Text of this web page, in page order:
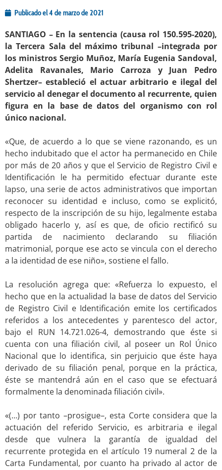
Publicado el4 de marzo de 2021
SANTIAGO – En la sentencia (causa rol 150.595-2020),
la Tercera Sala del máximo tribunal –integrada por
los ministros Sergio Muñoz, María Eugenia Sandoval,
Adelita Ravanales, Mario Carroza y Juan Pedro
Shertzer– estableció el actuar arbitrario e ilegal del
servicio al denegar el documento al recurrente, quien
figura en la base de datos del organismo con rol
único nacional.
«Que, de acuerdo a lo que se viene razonando, es un
hecho indubitado que el actor ha permanecido en Chile
por más de 20 años y que el Servicio de Registro Civil e
Identificación le ha permitido efectuar durante este
lapso, una serie de actos administrativos que importan
reconocer su identidad e incluso, como se explicitó,
respecto de la inscripción de su hijo, legalmente estaba
obligado hacerlo y, así es que, de oficio rectificó su
partida de nacimiento declarando su filiación
matrimonial, porque ese acto se vincula con el derecho
a la identidad de ese niño», sostiene el fallo.
La resolución agrega que: «Refuerza lo expuesto, el
hecho que en la actualidad la base de datos del Servicio
de Registro Civil e Identificación emite los certificados
referidos a los antecedentes y parentesco del actor,
bajo el RUN 14.721.026-4, demostrando que éste si
cuenta con una filiación civil, al poseer un Rol Único
Nacional que lo identifica, sin perjuicio que éste haya
derivado de su filiación penal, porque en la práctica,
éste se mantendrá aún en el caso que se efectuará
formalmente la denominada filiación civil».
«(…) por tanto –prosigue–, esta Corte considera que la
actuación del referido Servicio, es arbitraria e ilegal
desde que vulnera la garantía de igualdad del
recurrente protegida en el artículo 19 numeral 2 de la
Carta Fundamental, por cuanto ha privado al actor de